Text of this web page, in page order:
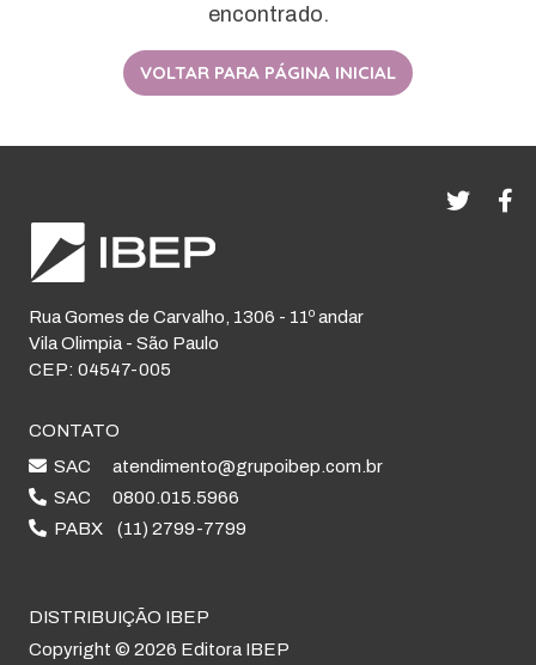
encontrado.
VOLTAR PARA PÁGINA INICIAL
Rua Gomes de Carvalho, 1306 - 11º andar
Vila Olimpia - São Paulo
CEP: 04547-005
CONTATO
SAC atendimento@grupoibep.com.br
SAC 0800.015.5966
PABX (11) 2799-7799
DISTRIBUIÇÃO IBEP
Copyright © 2026 Editora IBEP